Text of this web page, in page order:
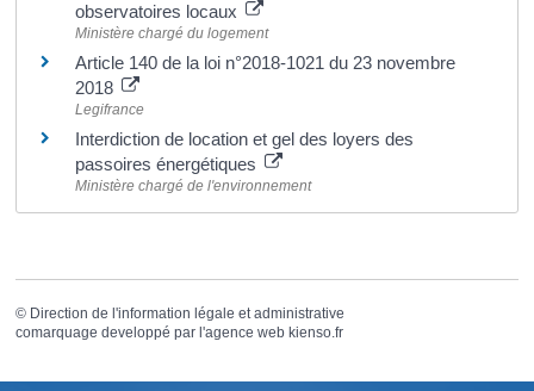
observatoires locaux
Ministère chargé du logement
Article 140 de la loi n°2018-1021 du 23 novembre
2018
Legifrance
Interdiction de location et gel des loyers des
passoires énergétiques
Ministère chargé de l'environnement
© Direction de l'information légale et administrative
comarquage developpé par l'agence web kienso.fr